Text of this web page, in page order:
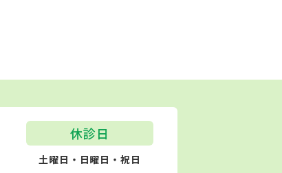
休診日
土曜日・日曜日・祝日